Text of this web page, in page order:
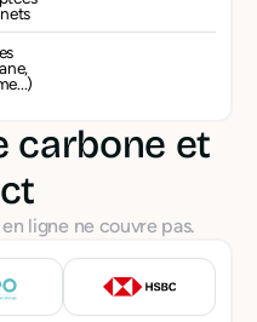
carbone et
ligne ne couvre pas.